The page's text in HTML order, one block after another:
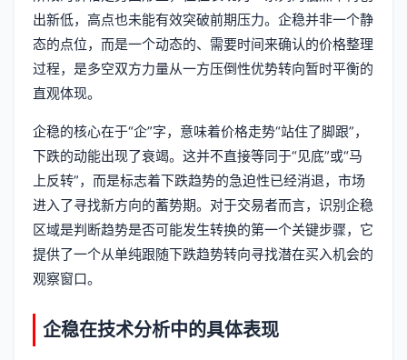
出新低，高点也未能有效突破前期压力。企稳并非一个静
态的点位，而是一个动态的、需要时间来确认的价格整理
过程，是多空双方力量从一方压倒性优势转向暂时平衡的
直观体现。
企稳的核心在于“企”字，意味着价格走势“站住了脚跟”，
下跌的动能出现了衰竭。这并不直接等同于“见底”或“马
上反转”，而是标志着下跌趋势的急迫性已经消退，市场
进入了寻找新方向的蓄势期。对于交易者而言，识别企稳
区域是判断趋势是否可能发生转换的第一个关键步骤，它
提供了一个从单纯跟随下跌趋势转向寻找潜在买入机会的
观察窗口。
企稳在技术分析中的具体表现